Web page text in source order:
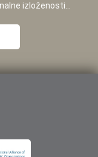
izloženosti...